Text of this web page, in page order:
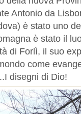
Antonio da
è stato uno
è stato il
di Forlì, il suo
come
disegni di Dio!